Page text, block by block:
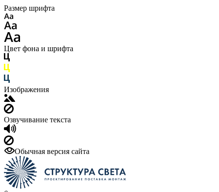
Размер шрифта
Цвет фона и шрифта
Изображения
Озвучивание текста
Обычная версия сайта